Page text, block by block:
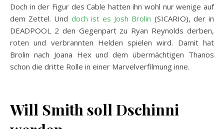
Doch in der Figur des Cable hatten ihn wohl nur wenige auf
dem Zettel. Und doch ist es Josh Brolin (SICARIO), der in
DEADPOOL 2 den Gegenpart zu Ryan Reynolds derben,
roten und verbrannten Helden spielen wird. Damit hat
Brolin nach Joana Hex und dem übermächtigen Thanos
schon die dritte Rolle in einer Marvelverfilmung inne.
Will Smith soll Dschinni